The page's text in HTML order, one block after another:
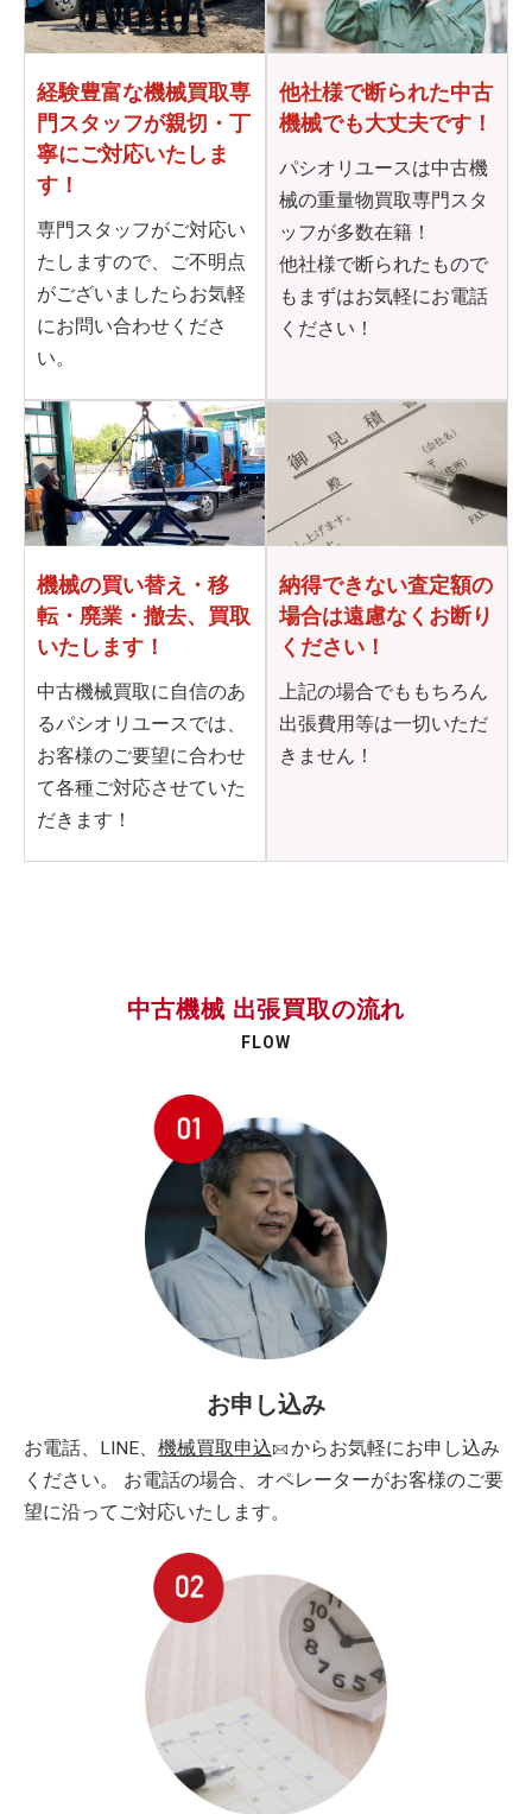
経験豊富な機械買取専
門 スタッフが親切・丁
寧にご対応いたしま
す！
専門スタッフがご対応い
たしますので、ご不明点
がございましたらお気軽
にお問い合わせくださ
い。
他社様で断られた中古
機械でも大丈夫です！
パシオリユースは中古機
械の重量物買取専門スタ
ッフが多数在籍！
他社様で断られたもので
もまずはお気軽にお電話
ください！
機械の買い替え・移
転・ 廃業・撤去、買取
いたします！
中古機械買取に自信のあ
るパシオリユースでは、
お客様のご要望に合わせ
て各種ご対応させていた
だきます！
納得できない査定額の
場合は遠慮なくお断り
ください！
上記の場合でももちろん
出張費用等は一切いただ
きません！
中古機械 出張買取の流れ
FLOW
お申し込み
お電話、LINE、 機械買取申込
からお気軽にお申し込み
ください。 お電話の場合、オペレーターがお客様のご要
望に沿ってご対応いたします。